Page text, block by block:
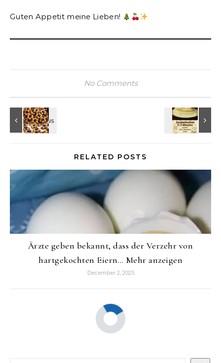
Guten Appetit meine Lieben!
No Comments
RELATED POSTS
Ärzte geben bekannt, dass der Verzehr von
hartgekochten Eiern… Mehr anzeigen
December 2, 2025